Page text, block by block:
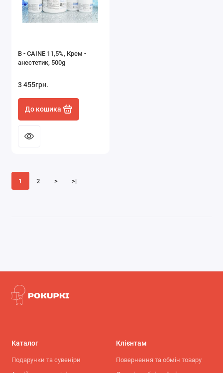
B - CAINE 11,5%, Крем -
анестетик, 500g
3 455грн.
До кошика
1 2 > >|
Каталог
Подарунки та сувеніри
Клієнтам
Повернення та обмін товару